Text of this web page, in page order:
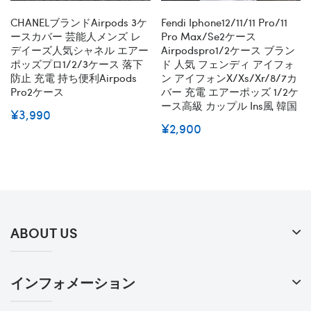
CHANELブランドairpods 3ケ
ースカバー 芸能人メンズ レ
デイーズ人気シャネル エアー
ポッズプロ1/2/3ケース 落下
防止 充電 持ち便利airpods
Pro2ケース
¥3,990
Fendi Iphone12/11/11 Pro/11
Pro Max/se2ケース
Airpodspro1/2ケース ブラン
ド 人気 フェンディ アイフォ
ン アイフォンx/xs/xr/8/7カ
バー 充電 エアーポッズ 1/2ケ
ース高級 カップル Ins風 韓国
¥2,900
ABOUT US
インフォメーション